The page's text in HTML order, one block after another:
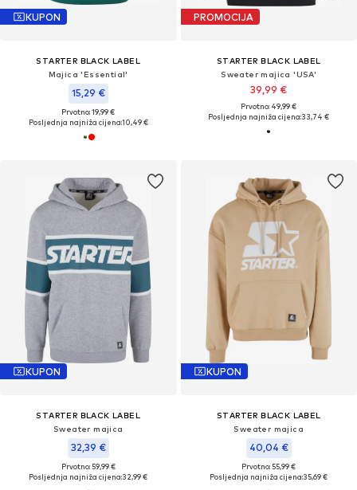
KUPON
STARTER BLACK LABEL
Majica 'Essential'
15,29 €
Prvotno: 19,99 €
Posljednja najniža cijena:10,49 €
PROMOCIJA
STARTER BLACK LABEL
Sweater majica 'USA'
39,99 €
Prvotno: 49,99 €
Posljednja najniža cijena:33,74 €
KUPON
STARTER BLACK LABEL
Sweater majica
32,39 €
Prvotno: 59,99 €
Posljednja najniža cijena:32,99 €
KUPON
STARTER BLACK LABEL
Sweater majica
40,04 €
Prvotno: 55,99 €
Posljednja najniža cijena:35,69 €